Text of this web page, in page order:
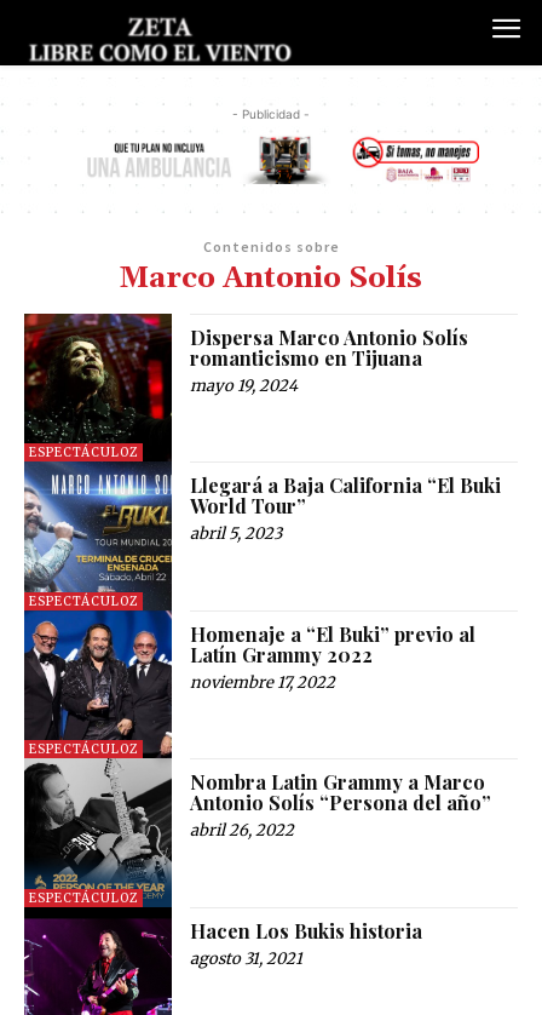
- Publicidad -
Contenidos sobre
Marco Antonio Solís
ESPECTÁCULOZ
Dispersa Marco Antonio Solís
romanticismo en Tijuana
mayo 19, 2024
ESPECTÁCULOZ
Llegará a Baja California “El Buki
World Tour”
abril 5, 2023
ESPECTÁCULOZ
Homenaje a “El Buki” previo al
Latín Grammy 2022
noviembre 17, 2022
ESPECTÁCULOZ
Nombra Latin Grammy a Marco
Antonio Solís “Persona del año”
abril 26, 2022
Hacen Los Bukis historia
agosto 31, 2021